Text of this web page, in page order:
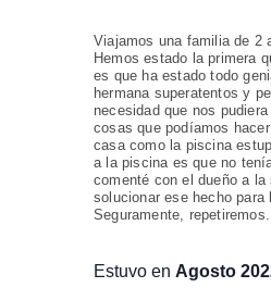
Viajamos una familia de 2
Hemos estado la primera
es que ha estado todo
hermana superatentos y
necesidad que nos
cosas que podíamos
casa como la piscina
a la piscina es que no
comenté con el dueño a
solucionar ese hecho para
Seguramente, repetiremos.
Estuvo en Agosto